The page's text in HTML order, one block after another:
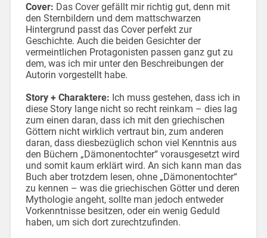
Cover: Das Cover gefällt mir richtig gut, denn mit
den Sternbildern und dem mattschwarzen
Hintergrund passt das Cover perfekt zur
Geschichte. Auch die beiden Gesichter der
vermeintlichen Protagonisten passen ganz gut zu
dem, was ich mir unter den Beschreibungen der
Autorin vorgestellt habe.
Story + Charaktere: Ich muss gestehen, dass ich in
diese Story lange nicht so recht reinkam – dies lag
zum einen daran, dass ich mit den griechischen
Göttern nicht wirklich vertraut bin, zum anderen
daran, dass diesbezüglich schon viel Kenntnis aus
den Büchern „Dämonentochter“ vorausgesetzt wird
und somit kaum erklärt wird. An sich kann man das
Buch aber trotzdem lesen, ohne „Dämonentochter“
zu kennen – was die griechischen Götter und deren
Mythologie angeht, sollte man jedoch entweder
Vorkenntnisse besitzen, oder ein wenig Geduld
haben, um sich dort zurechtzufinden.